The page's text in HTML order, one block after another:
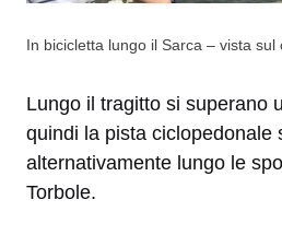
In bicicletta lungo il Sarca – vista sul
Lungo il tragitto si superano
quindi la pista ciclopedonale
alternativamente lungo le
Torbole.